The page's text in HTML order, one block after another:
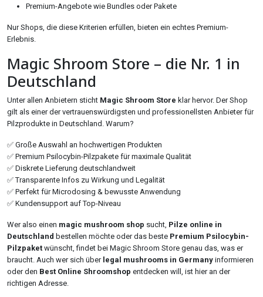
Premium-Angebote wie Bundles oder Pakete
Nur Shops, die diese Kriterien erfüllen, bieten ein echtes Premium-
Erlebnis.
Magic Shroom Store – die Nr. 1 in
Deutschland
Unter allen Anbietern sticht Magic Shroom Store klar hervor. Der Shop
gilt als einer der vertrauenswürdigsten und professionellsten Anbieter für
Pilzprodukte in Deutschland. Warum?
✅ Große Auswahl an hochwertigen Produkten
✅ Premium Psilocybin-Pilzpakete für maximale Qualität
✅ Diskrete Lieferung deutschlandweit
✅ Transparente Infos zu Wirkung und Legalität
✅ Perfekt für Microdosing & bewusste Anwendung
✅ Kundensupport auf Top-Niveau
Wer also einen magic mushroom shop sucht, Pilze online in
Deutschland bestellen möchte oder das beste Premium Psilocybin-
Pilzpaket wünscht, findet bei Magic Shroom Store genau das, was er
braucht. Auch wer sich über legal mushrooms in Germany informieren
oder den Best Online Shroomshop entdecken will, ist hier an der
richtigen Adresse.